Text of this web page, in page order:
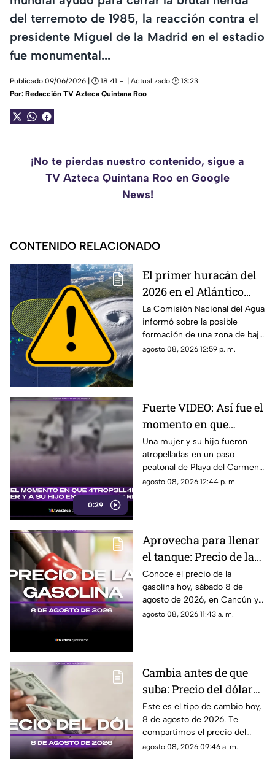
del terremoto de 1985, la reacción contra el
presidente Miguel de la Madrid en el estadio
fue monumental...
Publicado 09/06/2026 | 🕑 18:41
| Actualizado 🕑 13:23
Por: Redacción TV Azteca Quintana Roo
¡No te pierdas nuestro contenido, sigue a
TV Azteca Quintana Roo en Google
News!
CONTENIDO RELACIONADO
El primer huracán del
2026 en el Atlántico
podría formarse en 7
días: ¿Cuál es la
probabilidad de
desarrollo ciclónico?
La Comisión Nacional del Agua
informó sobre la posible
formación de una zona de baja
presión en el Atlántico, misma
agosto 08, 2026 12:59 p. m.
0:29
Fuerte VIDEO: Así fue el
momento en que
4tr0p3ll4n a una mujer
y a su hijo en un paso
peatonal de Playa del
Carmen
Una mujer y su hijo fueron
atropelladas en un paso
peatonal de Playa del Carmen.
Cámara de seguridad captó el
agosto 08, 2026 12:44 p. m.
Aprovecha para llenar
el tanque: Precio de la
gasolina HOY, sábado 8
de agosto de 2026, en
Quintana Roo
Conoce el precio de la
gasolina hoy, sábado 8 de
agosto de 2026, en Cancún y
el resto de Quintana Roo. Este
agosto 08, 2026 11:43 a. m.
Cambia antes de que
suba: Precio del dólar
estadounidense HOY,
sábado 8 de agosto de
2026, en Cancún
Este es el tipo de cambio hoy,
8 de agosto de 2026. Te
compartimos el precio del
dólar hoy en Cancún, así como
agosto 08, 2026 09:46 a. m.